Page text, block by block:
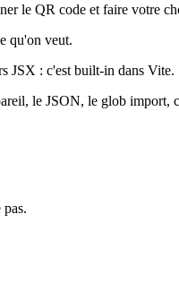
le QR code et faire votre
qu'on veut.
JSX : c'est built-in dans Vite.
le JSON, le glob import,